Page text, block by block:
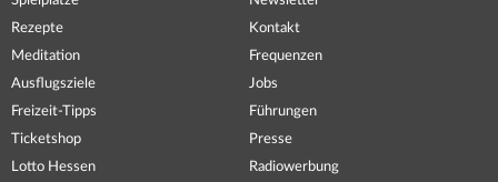
Rezepte
Meditation
Ausflugsziele
Freizeit-Tipps
Ticketshop
Lotto Hessen
Kontakt
Frequenzen
Jobs
Führungen
Presse
Radiowerbung